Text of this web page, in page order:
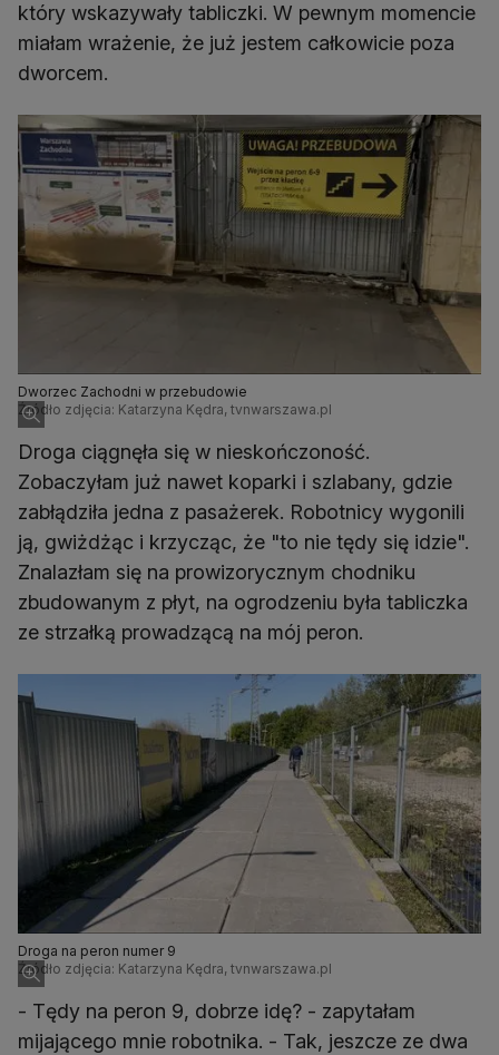
który wskazywały tabliczki. W pewnym momencie
miałam wrażenie, że już jestem całkowicie poza
dworcem.
Dworzec Zachodni w przebudowie
Źródło zdjęcia: Katarzyna Kędra, tvnwarszawa.pl
Droga ciągnęła się w nieskończoność.
Zobaczyłam już nawet koparki i szlabany, gdzie
zabłądziła jedna z pasażerek. Robotnicy wygonili
ją, gwiżdżąc i krzycząc, że "to nie tędy się idzie".
Znalazłam się na prowizorycznym chodniku
zbudowanym z płyt, na ogrodzeniu była tabliczka
ze strzałką prowadzącą na mój peron.
Droga na peron numer 9
Źródło zdjęcia: Katarzyna Kędra, tvnwarszawa.pl
- Tędy na peron 9, dobrze idę? - zapytałam
mijającego mnie robotnika. - Tak, jeszcze ze dwa